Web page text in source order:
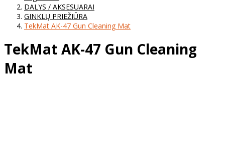
DALYS / AKSESUARAI
GINKLŲ PRIEŽIŪRA
TekMat AK-47 Gun Cleaning Mat
TekMat AK-47 Gun Cleaning
Mat